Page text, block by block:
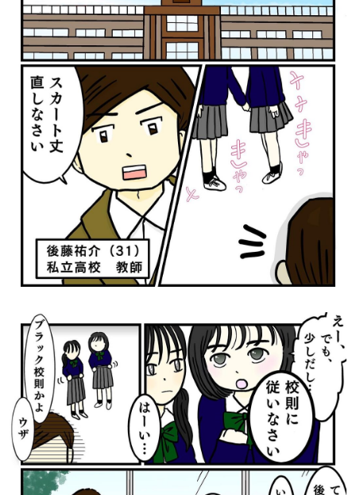
運営会社 広告掲載
情報提供・お問い合わせ 利用規約
プライバシーポリシー
閉じる